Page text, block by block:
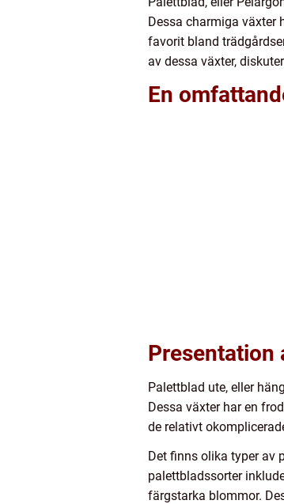
Dessa charmiga växter
favorit bland
av dessa växter,
En
Presentation
Palettblad ute, eller
Dessa växter har en
de relativt
Det finns olika typer av
palettbladssorter
färgstarka blommor.